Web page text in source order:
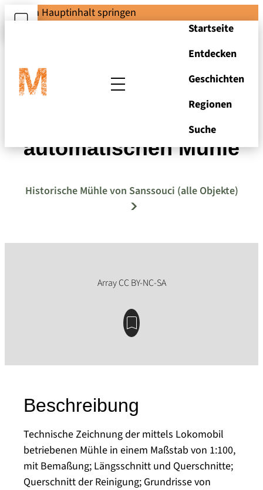
Zum Hauptinhalt springen
Startseite
Entdecken
Geschichten
Regionen
Suche
automatischen Mühle
Historische Mühle von Sanssouci (alle Objekte)
Beschreibung
Technische Zeichnung der mittels Lokomobil
betriebenen Mühle in einem Maßstab von 1:100,
mit Bemaßung; Längsschnitt und Querschnitte;
Querschnitt der Reinigung; Grundrisse von